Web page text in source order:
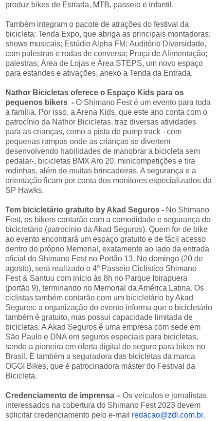
produz bikes de Estrada, MTB, passeio e infantil.
Também integram o pacote de atrações do festival da
bicicleta: Tenda Expo, que abriga as principais montadoras;
shows musicais; Estúdio Alpha FM; Auditório Diversidade,
com palestras e rodas de conversa; Praça de Alimentação;
palestras; Área de Lojas e Área STEPS, um novo espaço
para estandes e ativações, anexo a Tenda da Entrada.
Nathor Bicicletas oferece o Espaço Kids para os
pequenos bikers - O Shimano Fest é um evento para toda
a família. Por isso, a Arena Kids, que este ano conta com o
patrocínio da Nathor Bicicletas, traz diversas atividades
para as crianças, como a pista de pump track - com
pequenas rampas onde as crianças se divertem
desenvolvendo habilidades de manobrar a bicicleta sem
pedalar-, bicicletas BMX Aro 20, minicompetições e tira
rodinhas, além de muitas brincadeiras. A segurança e a
orientação ficam por conta dos monitores especializados da
SP Hawks.
Tem bicicletário gratuito by Akad Seguros - No Shimano
Fest, os bikers contarão com a comodidade e segurança do
bicicletário (patrocínio da Akad Seguros). Quem for de bike
ao evento encontrará um espaço gratuito e de fácil acesso
dentro do próprio Memorial, exatamente ao lado da entrada
oficial do Shimano Fest no Portão 13. No domingo (20 de
agosto), será realizado o 4º Passeio Ciclístico Shimano
Fest & Santuu com início às 8h no Parque Ibirapuera
(portão 9), terminando no Memorial da América Latina. Os
ciclistas também contarão com um bicicletário by Akad
Seguros: a organização do evento informa que o bicicletário
também é gratuito, mas possui capacidade limitada de
bicicletas. A Akad Seguros é uma empresa com sede em
São Paulo e DNA em seguros especiais para bicicletas,
sendo a pioneira em oferta digital do seguro para bikes no
Brasil. É também a seguradora das bicicletas da marca
OGGI Bikes, que é patrocinadora máster do Festival da
Bicicleta.
Credenciamento de imprensa – Os veículos e jornalistas
interessados na cobertura do Shimano Fest 2023 devem
solicitar credenciamento pelo e-mail redacao@zdl.com.br,